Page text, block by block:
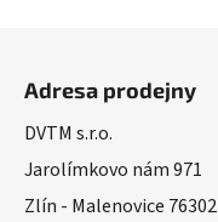
Adresa prodejny
DVTM s.r.o.
Jarolímkovo nám 971
Zlín - Malenovice 76302